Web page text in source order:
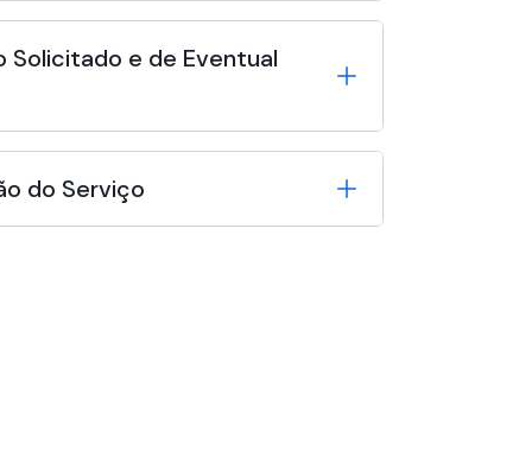
Solicitado e de Eventual
do Serviço